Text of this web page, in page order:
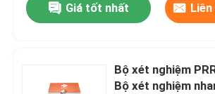
Giá tốt nhất
Bộ xét nghiệm
Bộ xét nghiệm